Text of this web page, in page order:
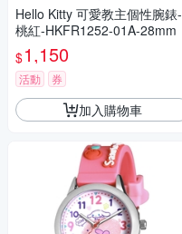
Hello Kitty 可愛教主個性腕錶-
桃紅-HKFR1252-01A-28mm
$1,150
活動 券
加入購物車